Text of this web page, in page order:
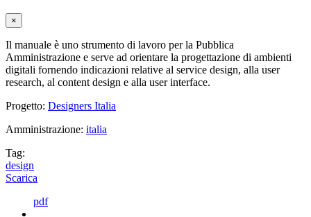
×
Il manuale è uno strumento di lavoro per la Pubblica
Amministrazione e serve ad orientare la progettazione di ambienti
digitali fornendo indicazioni relative al service design, alla user
research, al content design e alla user interface.
Progetto: Designers Italia
Amministrazione: italia
Tag:
design
Scarica
pdf